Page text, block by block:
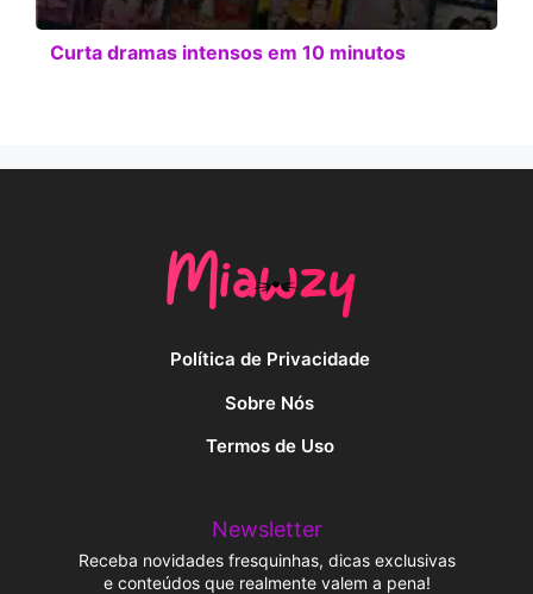
Curta dramas intensos em 10 minutos
Política de Privacidade
Sobre Nós
Termos de Uso
Newsletter
Receba novidades fresquinhas, dicas exclusivas
e conteúdos que realmente valem a pena!